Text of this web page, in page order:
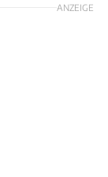
ANZEIGE